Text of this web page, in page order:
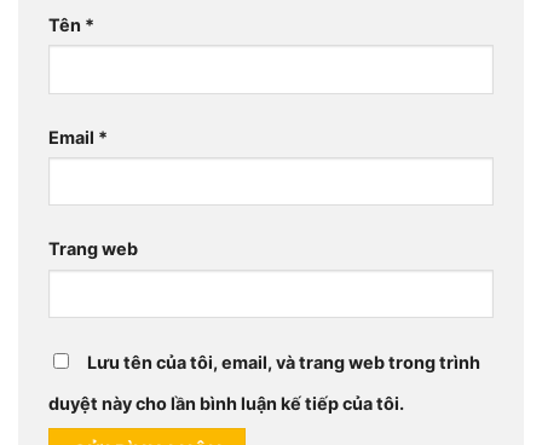
Tên *
Email *
Trang web
Lưu tên của tôi, email, và trang web trong trình
duyệt này cho lần bình luận kế tiếp của tôi.